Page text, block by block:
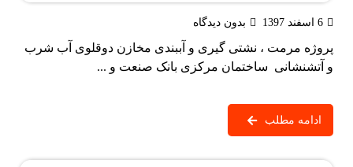
6 اسفند 1397 بدون دیدگاه
پروژه مرمت ، نشتی گیری و آببندی مخازن دوقلوی آب شرب
و آتشنشانی ساختمان مرکزی بانک صنعت و ...
ادامه مطلب